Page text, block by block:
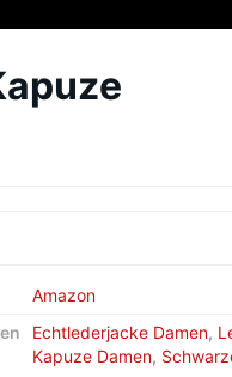
Amazon
Echtlederjacke Damen,
Kapuze Damen,